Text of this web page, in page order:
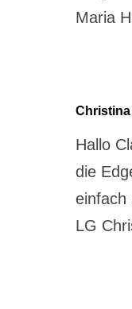
Maria
Christina
Hallo
die
LG